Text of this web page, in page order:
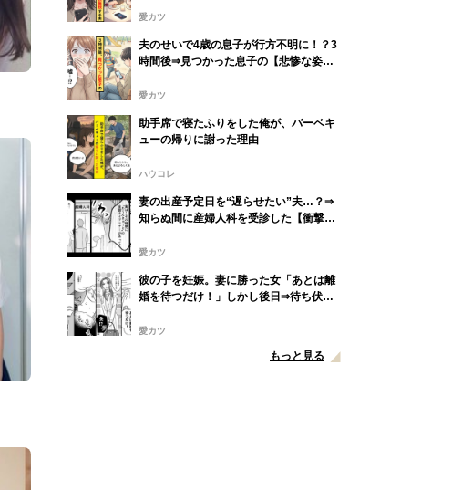
愛カツ
夫のせいで4歳の息子が行方不明に！？3
時間後⇒見つかった息子の【悲惨な姿】
愛カツ
助手席で寝たふりをした俺が、バーベキ
ューの帰りに謝った理由
ハウコレ
妻の出産予定日を“遅らせたい”夫…？⇒
知らぬ間に産婦人科を受診した【衝撃な
愛カツ
彼の子を妊娠。妻に勝った女「あとは離
婚を待つだけ！」しかし後日⇒待ち伏せ
愛カツ
もっと見る